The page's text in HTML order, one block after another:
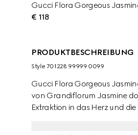
Gucci Flora Gorgeous
€ 118
PRODUKTBESCHREIBUNG
Style ‎701228 99999 0099
Gucci Flora Gorgeous
von Grandiflorum Jasmine
Extraktion in das Herz und